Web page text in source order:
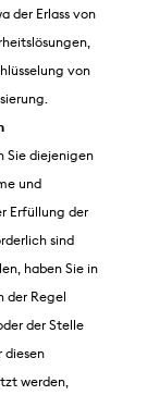
der Erlass von
von
Sie diejenigen
und
Erfüllung der
sind
haben Sie in
der Regel
der Stelle
diesen
werden,